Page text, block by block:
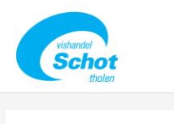
inhoud